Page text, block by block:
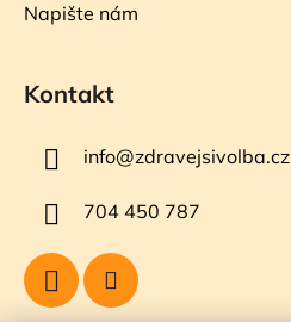
Napište nám
Kontakt
info@zdravejsivolba.cz
704 450 787